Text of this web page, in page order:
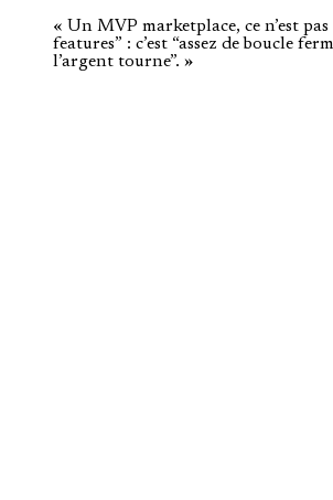
« Un MVP marketplace, ce n’est pas
features” : c’est “assez de boucle
l’argent tourne”. »